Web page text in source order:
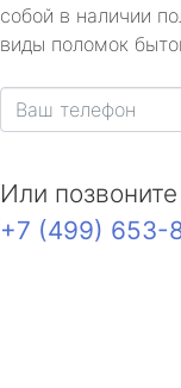
собой в наличии
виды поломок
Или
+7 (499) 653-